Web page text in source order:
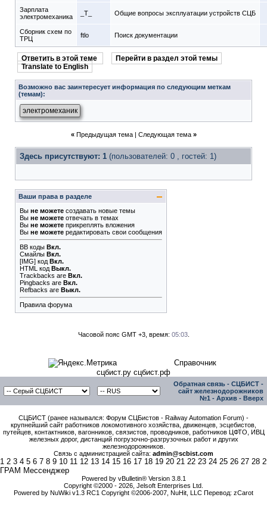
Зарплата
электромеханика
_T_ Общие вопросы эксплуатации устройств СЦБ
Сборник схем по
ТРЦ
ftlo Поиск документации
Ответить в этой теме
Перейти в раздел этой темы
Translate to English
Возможно вас заинтересует информация по следующим меткам
(темам):
электромеханик
« Предыдущая тема| Следующая тема »
Здесь присутствуют: 1 (пользователей: 0 , гостей: 1)
Ваши права в разделе
Вы не можете создавать новые темы
Вы не можете отвечать в темах
Вы не можете прикреплять вложения
Вы не можете редактировать свои сообщения
BB коды Вкл.
Смайлы Вкл.
[IMG] код Вкл.
HTML код Выкл.
Trackbacks are Вкл.
Pingbacks are Вкл.
Refbacks are Выкл.
Правила форума
Часовой пояс GMT +3, время: 05:03.
Справочник
сцбист.ру сцбист.рф
Обратная связь - СЦБИСТ -
сайт железнодорожников
№1 - Архив - Вверх
СЦБИСТ (ранее назывался: Форум СЦБистов - Railway Automation Forum) -
крупнейший сайт работников локомотивного хозяйства, движенцев, эсцебистов,
путейцев, контактников, вагонников, связистов, проводников, работников ЦФТО, ИВЦ
железных дорог, дистанций погрузочно-разгрузочных работ и других
железнодорожников.
Связь с администрацией сайта: admin@scbist.com
1 2 3 4 5 6 7 8 9 10 11 12 13 14 15 16 17 18 19 20 21 22 23 24 25 26 27 28
ГРАМ Мессенджер
Powered by vBulletin® Version 3.8.1
Copyright ©2000 - 2026, Jelsoft Enterprises Ltd.
Powered by NuWiki v1.3 RC1 Copyright ©2006-2007, NuHit, LLC Перевод: zCarot